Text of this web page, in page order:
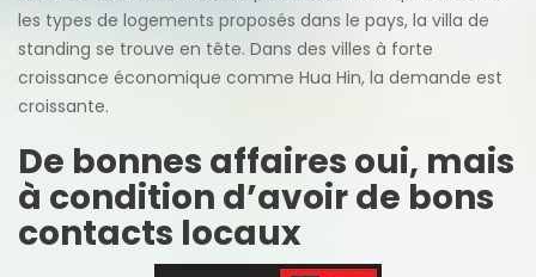
les types de logements proposés dans le pays, la villa de
standing se trouve en tête. Dans des villes à forte
croissance économique comme Hua Hin, la demande est
croissante.
De bonnes affaires oui, mais
à condition d’avoir de bons
contacts locaux